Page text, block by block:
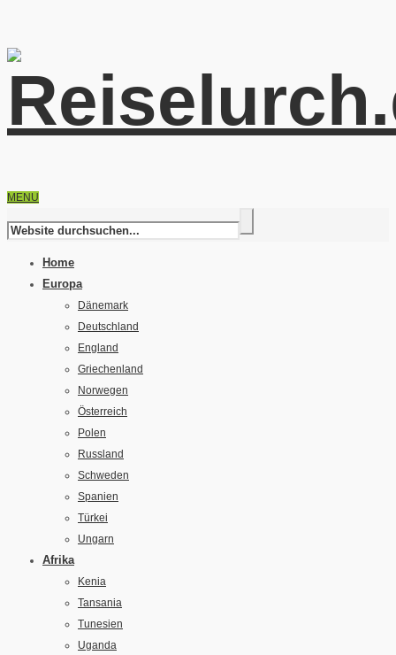
MENU
Home
Europa
Dänemark
Deutschland
England
Griechenland
Norwegen
Österreich
Polen
Russland
Schweden
Spanien
Türkei
Ungarn
Afrika
Kenia
Tansania
Tunesien
Uganda